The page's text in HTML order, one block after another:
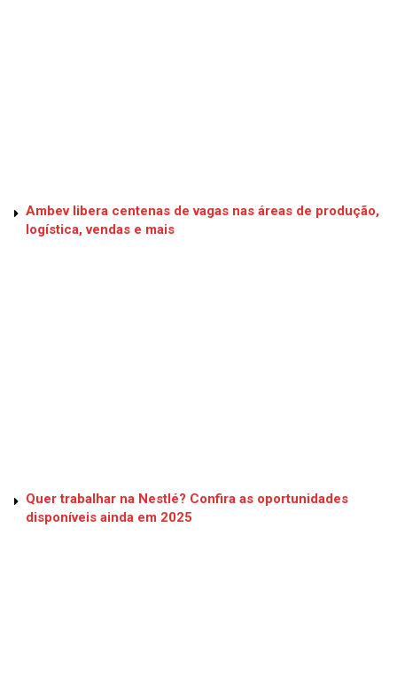
Ambev libera centenas de vagas nas áreas de produção,
logística, vendas e mais
Quer trabalhar na Nestlé? Confira as oportunidades
disponíveis ainda em 2025